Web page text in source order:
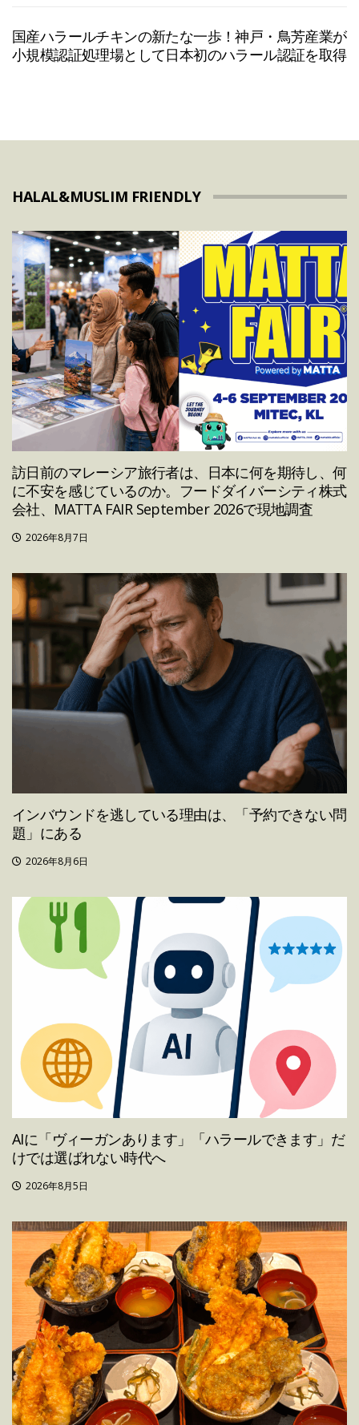
国産ハラールチキンの新たな一歩！神戸・鳥芳産業が
小規模認証処理場として日本初のハラール認証を取得
HALAL&MUSLIM FRIENDLY
訪日前のマレーシア旅行者は、日本に何を期待し、何
に不安を感じているのか。フードダイバーシティ株式
会社、MATTA FAIR September 2026で現地調査
2026年8月7日
インバウンドを逃している理由は、「予約できない問
題」にある
2026年8月6日
AIに「ヴィーガンあります」「ハラールできます」だ
けでは選ばれない時代へ
2026年8月5日